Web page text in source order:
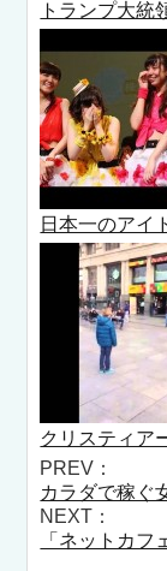
トランプ大統
日本一のアイ
クリスティア
PREV：
カラダで稼ぐ
NEXT：
「ネットカ